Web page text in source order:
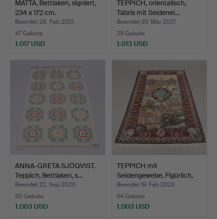
MATTA, Bettlaken, signiert,
234 x 172 cm.
Beendet 28. Feb 2021
47 Gebote
1.017 USD
TEPPICH, orientalisch,
Täbris mit Seidenei…
Beendet 30. Mär 2021
29 Gebote
1.013 USD
ANNA-GRETA SJÖQVIST.
Teppich, Bettlaken, s…
Beendet 22. Sep 2020
30 Gebote
1.003 USD
TEPPICH mit
Seidengewebe, Figürlich,
Täbri…
Beendet 19. Feb 2023
54 Gebote
1.003 USD